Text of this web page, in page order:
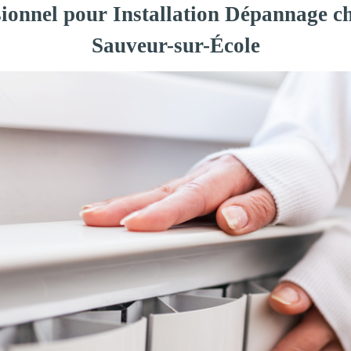
pour Installation Dépannage
Sauveur-sur-École